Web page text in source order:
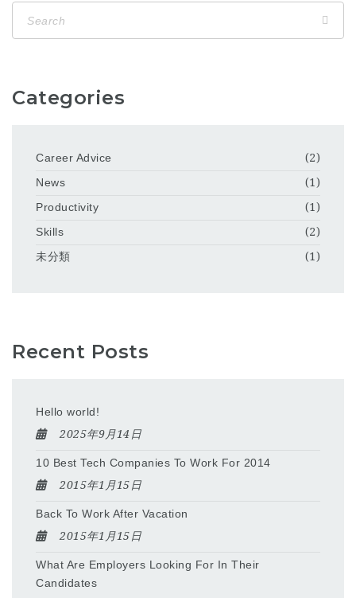
Categories
Career Advice
(2)
News
(1)
Productivity
(1)
Skills
(2)
未分類
(1)
Recent Posts
Hello world!
2025年9月14日
10 Best Tech Companies To Work For 2014
2015年1月15日
Back To Work After Vacation
2015年1月15日
What Are Employers Looking For In Their
Candidates